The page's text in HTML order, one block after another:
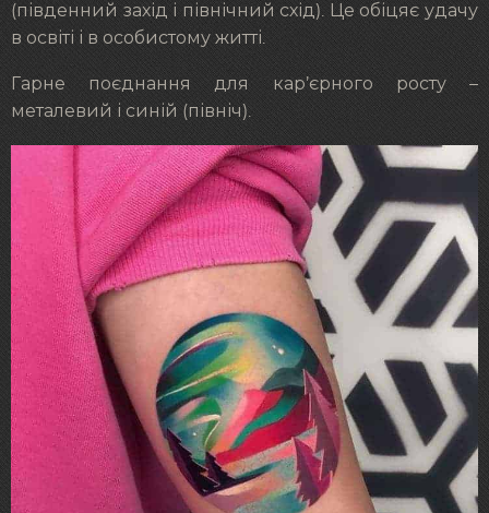
(південний захід і північний схід). Це обіцяє удачу
в освіті і в особистому житті.
Гарне поєднання для кар’єрного росту –
металевий і синій (північ).